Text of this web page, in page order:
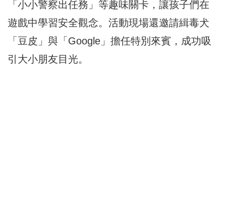
「小小警察出任務」等趣味關卡，讓孩子們在
遊戲中學習安全觀念。活動現場還邀請緝毒犬
「豆皮」與「Google」擔任特別來賓，成功吸
引大小朋友目光。